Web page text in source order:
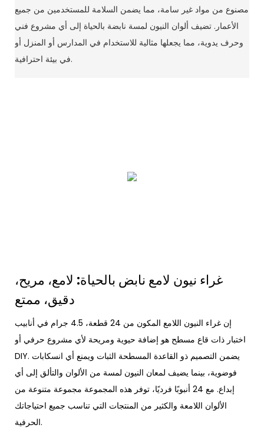
مصنوع من مواد غير سامة، مما يضمن السلامة للمستخدمين من جميع
الأعمار. تضيف ألوان النيون لمسة نابضة بالحياة إلى أي مشروع فني
وحرف يدوية، مما يجعلها مثالية للاستخدام في المدارس أو المنزل أو
في بيئة احترافية.
غراء نيون لامع نابض بالحياة: لامع، مريح،
دقيق، ممتع
إن غراء النيون اللامع المكون من 24 قطعة، 4.5 جرام في أنابيب
اختبار ذات قاع مسطح هو إضافة حيوية ومريحة لأي مشروع حرفي أو
DIY. يضمن التصميم ذو القاعدة المسطحة الثبات ويمنع أي انسكابات
فوضوية، بينما يضيف لمعان النيون لمسة من الألوان والتألق إلى أي
إبداع. مع 24 أنبوبًا فرديًا، توفر هذه المجموعة مجموعة متنوعة من
الألوان اللامعة والكثير من المنتجات التي تناسب جميع احتياجاتك
الحرفية.